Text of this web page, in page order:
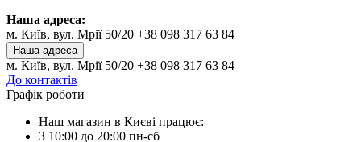
Наша адреса:
м. Київ, вул. Мрії 50/20 +38 098 317 63 84
Наша адреса
м. Київ, вул. Мрії 50/20 +38 098 317 63 84
До контактів
Графік роботи
Наш магазин в Києві працює:
З 10:00 до 20:00 пн-сб